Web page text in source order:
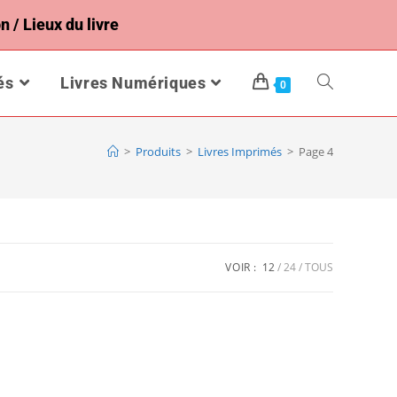
/ Lieux du livre
Livres Numériques 0
> Produits > Livres Imprimés > Page 4
VOIR : 12 24 TOUS